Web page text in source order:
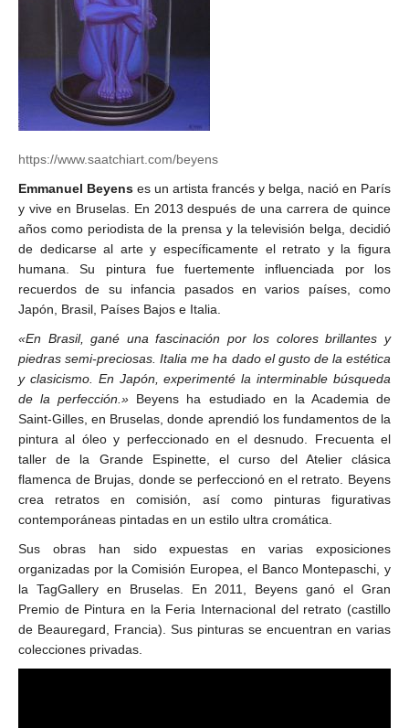
https://www.saatchiart.com/beyens
Emmanuel Beyens es un artista francés y belga, nació en París
y vive en Bruselas. En 2013 después de una carrera de quince
años como periodista de la prensa y la televisión belga, decidió
de dedicarse al arte y específicamente el retrato y la figura
humana. Su pintura fue fuertemente influenciada por los
recuerdos de su infancia pasados en varios países, como
Japón, Brasil, Países Bajos e Italia.
«En Brasil, gané una fascinación por los colores brillantes y
piedras semi-preciosas. Italia me ha dado el gusto de la estética
y clasicismo. En Japón, experimenté la interminable búsqueda
de la perfección.» Beyens ha estudiado en la Academia de
Saint-Gilles, en Bruselas, donde aprendió los fundamentos de la
pintura al óleo y perfeccionado en el desnudo. Frecuenta el
taller de la Grande Espinette, el curso del Atelier clásica
flamenca de Brujas, donde se perfeccionó en el retrato. Beyens
crea retratos en comisión, así como pinturas figurativas
contemporáneas pintadas en un estilo ultra cromática.
Sus obras han sido expuestas en varias exposiciones
organizadas por la Comisión Europea, el Banco Montepaschi, y
la TagGallery en Bruselas. En 2011, Beyens ganó el Gran
Premio de Pintura en la Feria Internacional del retrato (castillo
de Beauregard, Francia). Sus pinturas se encuentran en varias
colecciones privadas.